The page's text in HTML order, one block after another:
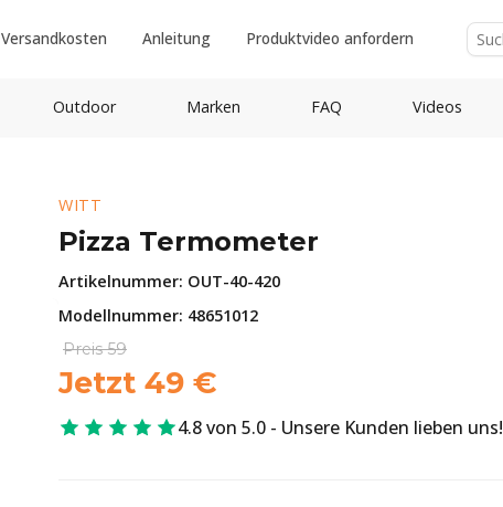
Versandkosten Anleitung Produktvideo anfordern
Outdoor Marken FAQ Videos
WITT
Pizza Termometer
Artikelnummer: OUT-40-420
Modellnummer: 48651012
Preis59
Jetzt 49 €
4.8 von 5.0 - Unsere Kunden lieben uns!